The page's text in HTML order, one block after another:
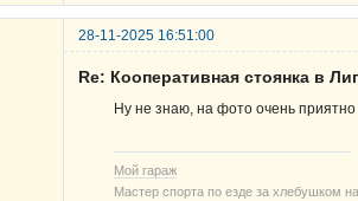
28-11-2025 16:51:00
Re: Кооперативная стоянка в
Ну не знаю, на фото очень приятно
Мой гараж
Мастер спорта по езде за хлебушком